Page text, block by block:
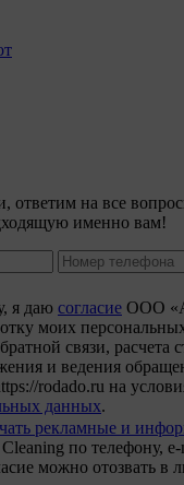
ответим на все
именно вам!
я даю согласие ООО
моих
связи, расчета
и ведения
rodado.ru на
данных.
рекламные и
по телефону,
можно отозвать в